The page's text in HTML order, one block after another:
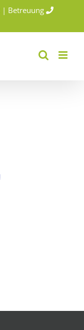
Betreuung